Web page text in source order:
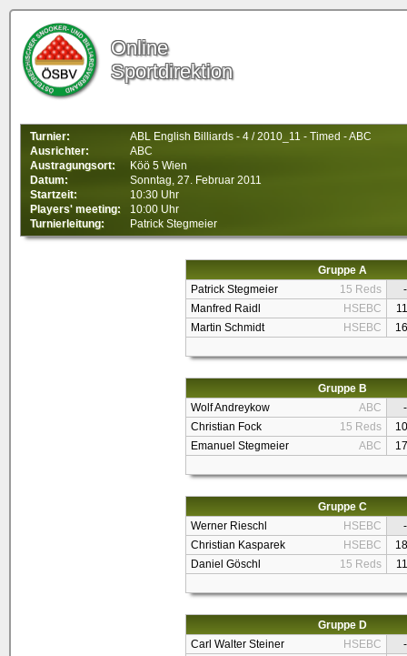
Online
Sportdirektion
Turnier:
ABL English Billiards - 4 / 2010_11 - Timed - ABC
Ausrichter:
ABC
Austragungsort:
Köö 5 Wien
Datum:
Sonntag, 27. Februar 2011
Startzeit:
10:30 Uhr
Players' meeting:
10:00 Uhr
Turnierleitung:
Patrick Stegmeier
Gruppe A
Patrick Stegmeier
15 Reds
-
Manfred Raidl
HSEBC
Martin Schmidt
HSEBC
Gruppe B
Wolf Andreykow
ABC
-
Christian Fock
15 Reds
Emanuel Stegmeier
ABC
Gruppe C
Werner Rieschl
HSEBC
-
Christian Kasparek
HSEBC
Daniel Göschl
15 Reds
Gruppe D
Carl Walter Steiner
HSEBC
-